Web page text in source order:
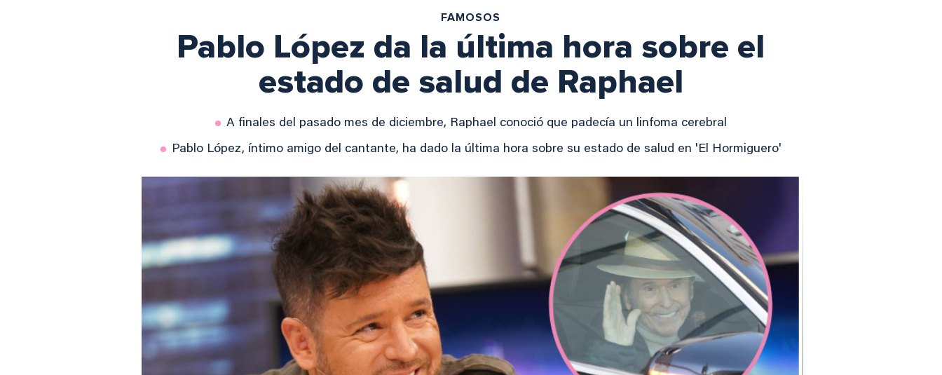
FAMOSOS
Pablo López da la última hora sobre el
estado de salud de Raphael
A finales del pasado mes de diciembre, Raphael conoció que padecía un linfoma cerebral
Pablo López, íntimo amigo del cantante, ha dado la última hora sobre su estado de salud en 'El Hormiguero'